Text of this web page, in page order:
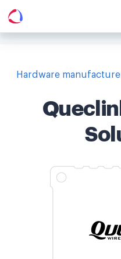
Hardware